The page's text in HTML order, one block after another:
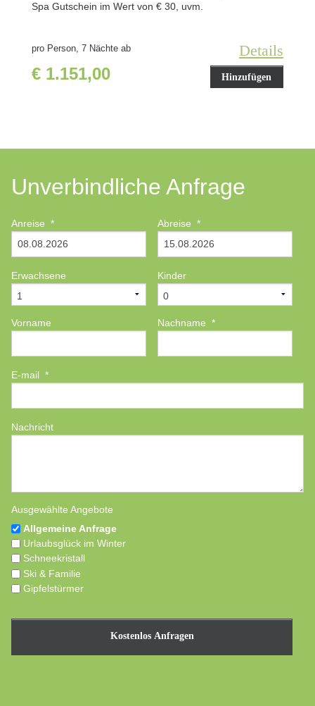
Spa Gutschein im Wert von € 30, uvm.
pro Person, 7 Nächte ab
€ 1.151,00
Details
Hinzufügen
Unverbindliche Anfrage
Anreise * Abreise *
Erwachsene Kinder
Vorname Nachname *
E-mail *
Nachricht
Ausgewählte Angebote
Allgemeine Anfrage
Urlaubsglück im Winter
Schneekristall
Ski & Familie
Gipfelstürmer